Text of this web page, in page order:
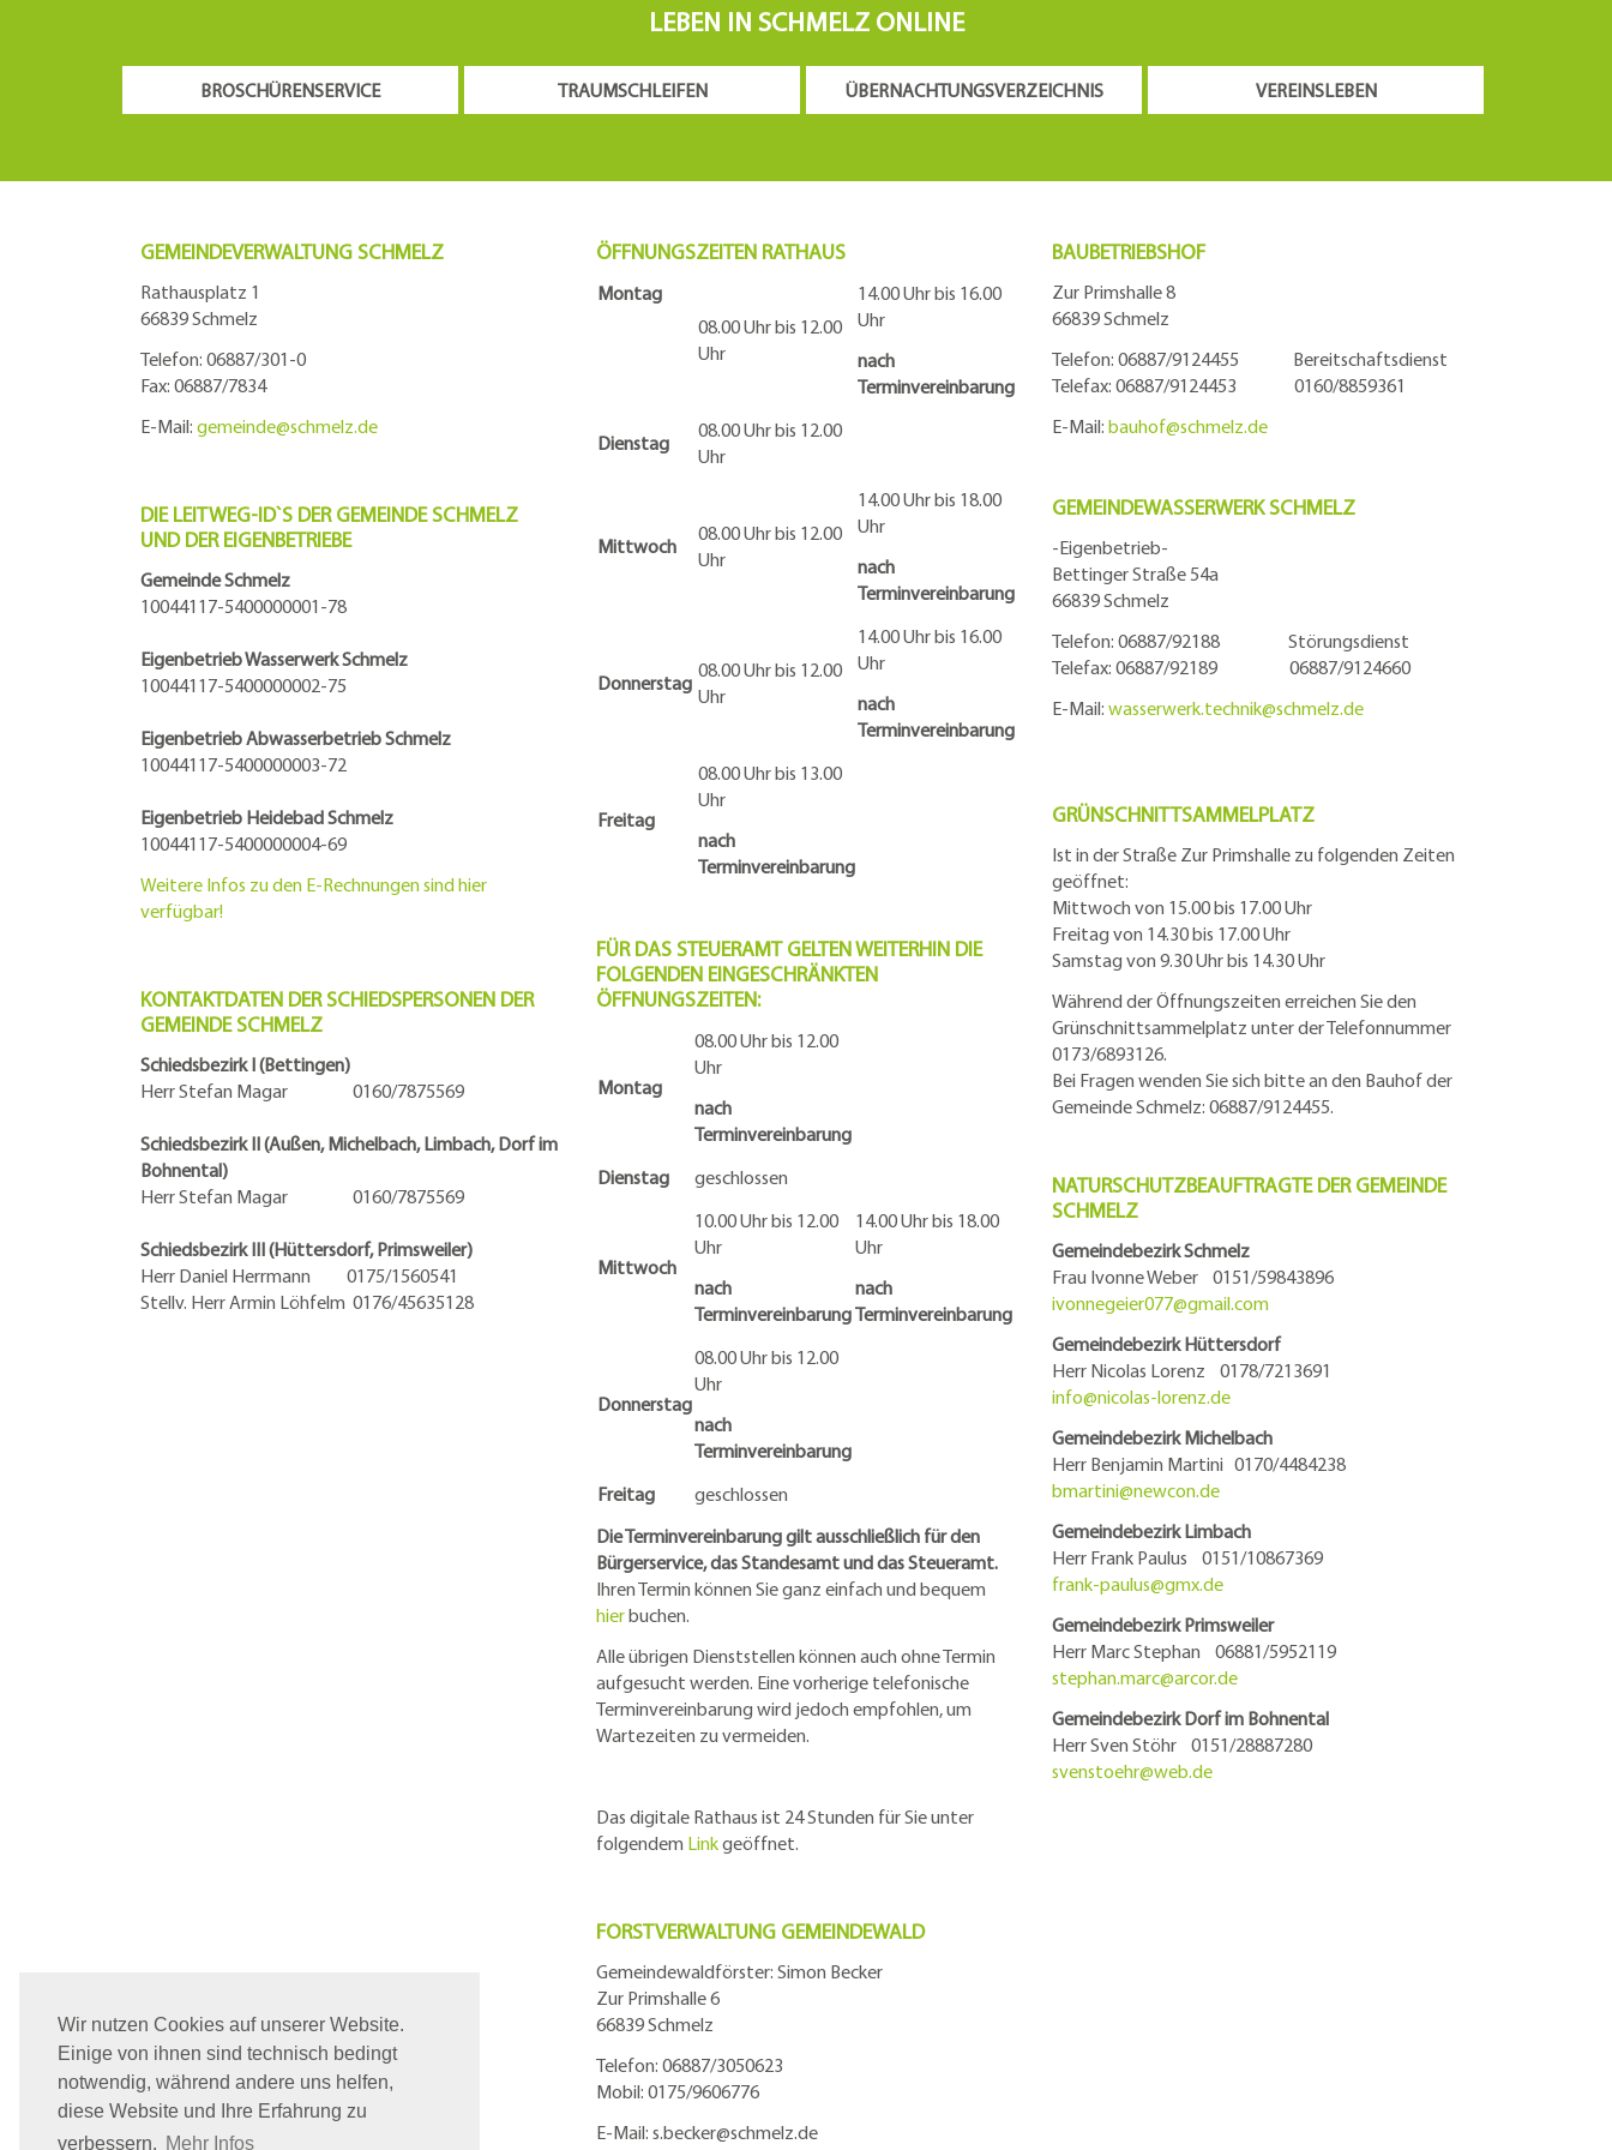
Wir nutzen Cookies auf unserer Website.
Einige von ihnen sind technisch bedingt
notwendig, während andere uns helfen,
diese Website und Ihre Erfahrung zu
verbessern. Mehr Infos
LEBEN IN SCHMELZ ONLINE
BROSCHÜRENSERVICE TRAUMSCHLEIFEN ÜBERNACHTUNGSVERZEICHNIS VEREINSLEBEN
GEMEINDEVERWALTUNG SCHMELZ
Rathausplatz 1
66839 Schmelz
Telefon: 06887/301-0
Fax: 06887/7834
E-Mail: gemeinde@schmelz.de
DIE LEITWEG-ID`S DER GEMEINDE SCHMELZ
UND DER EIGENBETRIEBE
Gemeinde Schmelz
10044117-5400000001-78
Eigenbetrieb Wasserwerk Schmelz
10044117-5400000002-75
Eigenbetrieb Abwasserbetrieb Schmelz
10044117-5400000003-72
Eigenbetrieb Heidebad Schmelz
10044117-5400000004-69
Weitere Infos zu den E-Rechnungen sind hier
verfügbar!
KONTAKTDATEN DER SCHIEDSPERSONEN DER
GEMEINDE SCHMELZ
Schiedsbezirk I (Bettingen)
Herr Stefan Magar 0160/7875569
Schiedsbezirk II (Außen, Michelbach, Limbach, Dorf im
Bohnental)
Herr Stefan Magar 0160/7875569
Schiedsbezirk III (Hüttersdorf, Primsweiler)
Herr Daniel Herrmann 0175/1560541
Stellv. Herr Armin Löhfelm 0176/45635128
ÖFFNUNGSZEITEN RATHAUS
Montag
08.00 Uhr bis 12.00
Uhr
14.00 Uhr bis 16.00
Uhr
nach
Terminvereinbarung
Dienstag
08.00 Uhr bis 12.00
Uhr
Mittwoch
08.00 Uhr bis 12.00
Uhr
14.00 Uhr bis 18.00
Uhr
nach
Terminvereinbarung
Donnerstag
08.00 Uhr bis 12.00
Uhr
14.00 Uhr bis 16.00
Uhr
nach
Terminvereinbarung
Freitag
08.00 Uhr bis 13.00
Uhr
nach
Terminvereinbarung
FÜR DAS STEUERAMT GELTEN WEITERHIN DIE
FOLGENDEN EINGESCHRÄNKTEN
ÖFFNUNGSZEITEN:
Montag
08.00 Uhr bis 12.00
Uhr
nach
Terminvereinbarung
Dienstag
geschlossen
Mittwoch
10.00 Uhr bis 12.00
Uhr
nach
Terminvereinbarung
14.00 Uhr bis 18.00
Uhr
nach
Terminvereinbarung
Donnerstag
08.00 Uhr bis 12.00
Uhr
nach
Terminvereinbarung
Freitag
geschlossen
Die Terminvereinbarung gilt ausschließlich für den
Bürgerservice, das Standesamt und das Steueramt.
Ihren Termin können Sie ganz einfach und bequem
hierbuchen.
Alle übrigen Dienststellen können auch ohne Termin
aufgesucht werden. Eine vorherige telefonische
Terminvereinbarung wird jedoch empfohlen, um
Wartezeiten zu vermeiden.
Das digitale Rathaus ist 24 Stunden für Sie unter
folgendem Linkgeöffnet.
FORSTVERWALTUNG GEMEINDEWALD
Gemeindewaldförster: Simon Becker
Zur Primshalle 6
66839 Schmelz
Telefon: 06887/3050623
Mobil: 0175/9606776
E-Mail: s.becker@schmelz.de
BAUBETRIEBSHOF
Zur Primshalle 8
66839 Schmelz
Telefon: 06887/9124455 Bereitschaftsdienst
Telefax: 06887/9124453 0160/8859361
E-Mail: bauhof@schmelz.de
GEMEINDEWASSERWERK SCHMELZ
-Eigenbetrieb-
Bettinger Straße 54a
66839 Schmelz
Telefon: 06887/92188 Störungsdienst
Telefax: 06887/92189 06887/9124660
E-Mail: wasserwerk.technik@schmelz.de
GRÜNSCHNITTSAMMELPLATZ
Ist in der Straße Zur Primshalle zu folgenden Zeiten
geöffnet:
Mittwoch von 15.00 bis 17.00 Uhr
Freitag von 14.30 bis 17.00 Uhr
Samstag von 9.30 Uhr bis 14.30 Uhr
Während der Öffnungszeiten erreichen Sie den
Grünschnittsammelplatz unter der Telefonnummer
0173/6893126.
Bei Fragen wenden Sie sich bitte an den Bauhof der
Gemeinde Schmelz: 06887/9124455.
NATURSCHUTZBEAUFTRAGTE DER GEMEINDE
SCHMELZ
Gemeindebezirk Schmelz
Frau Ivonne Weber 0151/59843896
ivonnegeier077@gmail.com
Gemeindebezirk Hüttersdorf
Herr Nicolas Lorenz 0178/7213691
info@nicolas-lorenz.de
Gemeindebezirk Michelbach
Herr Benjamin Martini 0170/4484238
bmartini@newcon.de
Gemeindebezirk Limbach
Herr Frank Paulus 0151/10867369
frank-paulus@gmx.de
Gemeindebezirk Primsweiler
Herr Marc Stephan 06881/5952119
stephan.marc@arcor.de
Gemeindebezirk Dorf im Bohnental
Herr Sven Stöhr 0151/28887280
svenstoehr@web.de